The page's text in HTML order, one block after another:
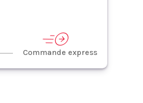
Commande express